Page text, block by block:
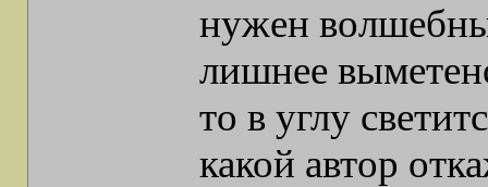
нужен
лишнее
то в углу
какой автор